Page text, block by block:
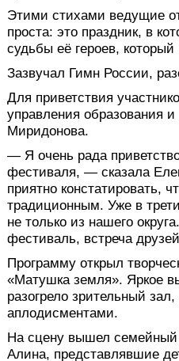
Этими стихами ведущие
проста: это праздник, в
судьбы её героев,
Зазвучал Гимн России,
Для приветствия
управления образования
Миридонова.
— Я очень рада
фестиваля, — сказала
приятно констатировать,
традиционным. Уже в
не только из нашего
фестиваль, встреча
Программу открыл
«Матушка земля». Яркое
разогрело зрительный
аплодисментами.
На сцену вышел семейный
Алина, представлявшие